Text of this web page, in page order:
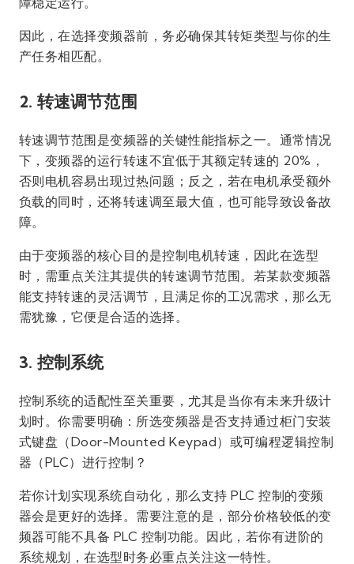
因此，在选择变频器前，务必确保其转矩类型与你的生
产任务相匹配。
2. 转速调节范围
转速调节范围是变频器的关键性能指标之一。通常情况
下，变频器的运行转速不宜低于其额定转速的 20%，
否则电机容易出现过热问题；反之，若在电机承受额外
负载的同时，还将转速调至最大值，也可能导致设备故
障。
由于变频器的核心目的是控制电机转速，因此在选型
时，需重点关注其提供的转速调节范围。若某款变频器
能支持转速的灵活调节，且满足你的工况需求，那么无
需犹豫，它便是合适的选择。
3. 控制系统
控制系统的适配性至关重要，尤其是当你有未来升级计
划时。你需要明确：所选变频器是否支持通过柜门安装
式键盘（Door-Mounted Keypad）或可编程逻辑控制
器（PLC）进行控制？
若你计划实现系统自动化，那么支持 PLC 控制的变频
器会是更好的选择。需要注意的是，部分价格较低的变
频器可能不具备 PLC 控制功能。因此，若你有进阶的
系统规划，在选型时务必重点关注这一特性。